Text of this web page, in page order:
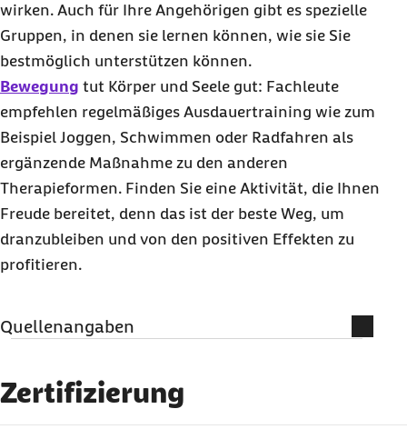
wirken. Auch für Ihre Angehörigen gibt es spezielle
Gruppen, in denen sie lernen können, wie sie Sie
bestmöglich unterstützen können.
Bewegung tut Körper und Seele gut: Fachleute
empfehlen regelmäßiges Ausdauertraining wie zum
Beispiel Joggen, Schwimmen oder Radfahren als
ergänzende Maßnahme zu den anderen
Therapieformen. Finden Sie eine Aktivität, die Ihnen
Freude bereitet, denn das ist der beste Weg, um
dranzubleiben und von den positiven Effekten zu
profitieren.
Quellenangaben
Informationen
Zertifizierung